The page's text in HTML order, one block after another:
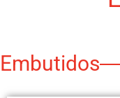
Embutidos